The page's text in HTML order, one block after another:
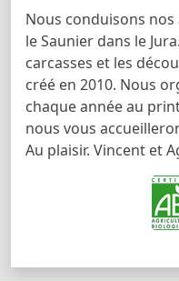
Nous conduisons
le Saunier dans le
carcasses et les
créé en 2010. Nous
chaque année au
nous vous
Au plaisir. Vincent et